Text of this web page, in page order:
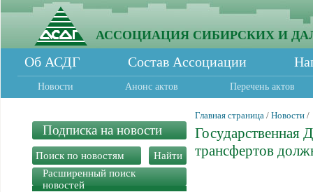
АССОЦИАЦИЯ СИБИРСКИХ И
Об АСДГ Состав Ассоциации
Новости Анонс актов Перечень актов
Подписка на новости
Расширенный поиск
новостей
Главная страница / Новости /
трансфертов